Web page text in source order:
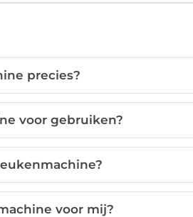
precies?
voor gebruiken?
voor mij?